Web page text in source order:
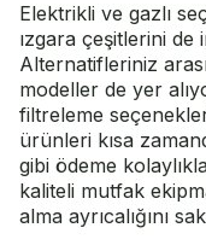
Elektrikli ve gazlı
ızgara çeşitlerini de
Alternatifleriniz
modeller de yer
filtreleme
ürünleri kısa
gibi ödeme
kaliteli mutfak
alma ayrıcalığını